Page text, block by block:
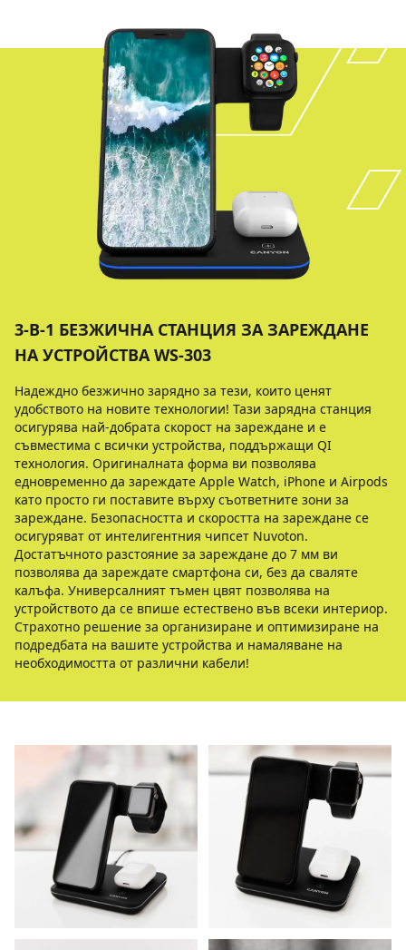
3-В-1 БЕЗЖИЧНА СТАНЦИЯ ЗА ЗАРЕЖДАНЕ
НА УСТРОЙСТВА WS-303
Надеждно безжично зарядно за тези, които ценят
удобството на новите технологии! Тази зарядна станция
осигурява най-добрата скорост на зареждане и е
съвместима с всички устройства, поддържащи QI
технология. Оригиналната форма ви позволява
едновременно да зареждате Apple Watch, iPhone и Airpods
като просто ги поставите върху съответните зони за
зареждане. Безопасността и скоростта на зареждане се
осигуряват от интелигентния чипсет Nuvoton.
Достатъчното разстояние за зареждане до 7 мм ви
позволява да зареждате смартфона си, без да сваляте
калъфа. Универсалният тъмен цвят позволява на
устройството да се впише естествено във всеки интериор.
Страхотно решение за организиране и оптимизиране на
подредбата на вашите устройства и намаляване на
необходимостта от различни кабели!